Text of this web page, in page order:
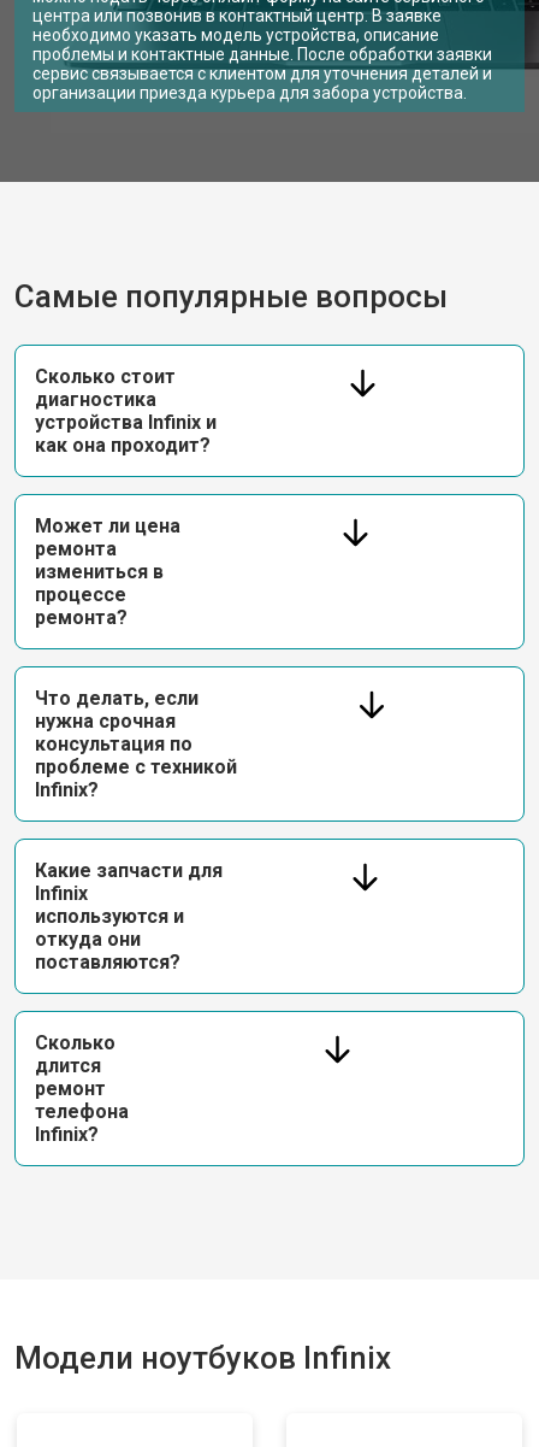
центра или позвонив в контактный центр. В заявке
необходимо указать модель устройства, описание
проблемы и контактные данные. После обработки заявки
сервис связывается с клиентом для уточнения деталей и
организации приезда курьера для забора устройства.
Самые популярные вопросы
Сколько стоит
диагностика
устройства Infinix и
как она проходит?
Может ли цена
ремонта
измениться в
процессе
ремонта?
Что делать, если
нужна срочная
консультация по
проблеме с техникой
Infinix?
Какие запчасти для
Infinix
используются и
откуда они
поставляются?
Сколько
длится
ремонт
телефона
Infinix?
Модели ноутбуков Infinix